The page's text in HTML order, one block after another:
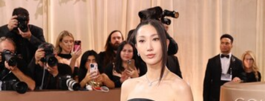
Colman Domingo en los Globos de OroıFoto: Reuters
Selena Gomez
Selena Gomez and Benny Blanco have a night out at the
#GoldenGlobes
pic.twitter.com/cNWH71aNcM